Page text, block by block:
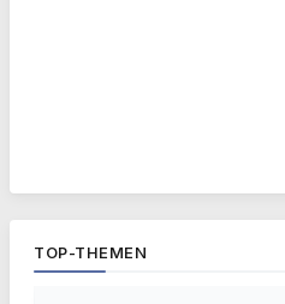
TOP-THEMEN